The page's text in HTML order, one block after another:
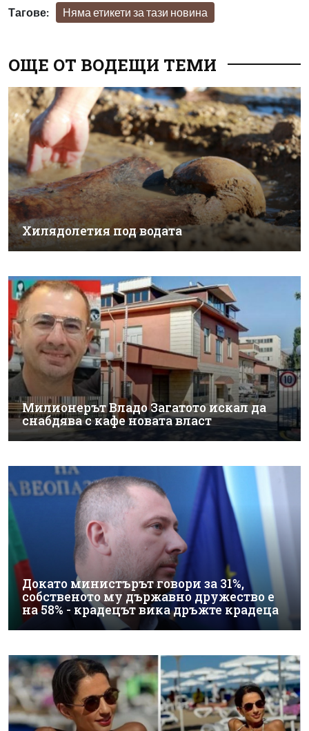
Тагове: Няма етикети за тази новина
ОЩЕ ОТ ВОДЕЩИ ТЕМИ
Хилядолетия под водата
Милионерът Владо Загатото искал да
снабдява с кафе новата власт
Докато министърът говори за 31%,
собственото му държавно дружество е
на 58% - крадецът вика дръжте крадеца